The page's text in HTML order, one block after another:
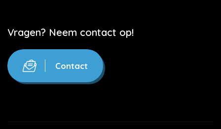
Vragen? Neem contact op!
Contact